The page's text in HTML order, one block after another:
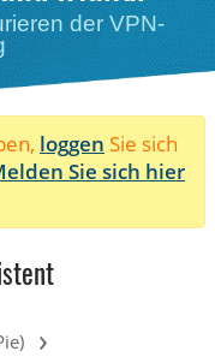
der VPN-
loggen Sie sich
Sie sich hier
›